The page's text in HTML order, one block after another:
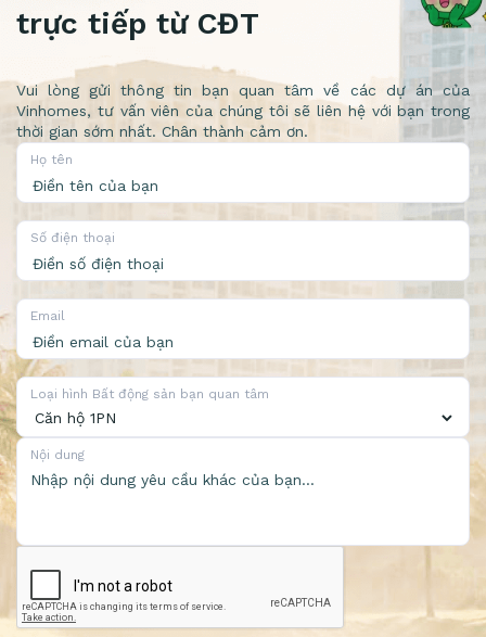
trực tiếp từ CĐT
Vui lòng gửi thông tin bạn quan tâm về các dự án của
Vinhomes, tư vấn viên của chúng tôi sẽ liên hệ với bạn trong
thời gian sớm nhất. Chân thành cảm ơn.
Họ tên
Số điện thoại
Email
Loại hình Bất động sản bạn quan tâm
Nội dung